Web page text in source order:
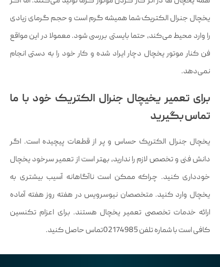
یخچال جنرال الکتریک شما همیشه گرم است و حجم گرمای زیادی
را وارد محیط می‌کند، حتما بایستی بررسی شود. معمولا در این مواقع
فن کنار موتور یخچال دچار ایراد شده و کار خود را به دستی انجام
نمی‌دهد.
برای تعمیر یخیچال جنرال الکتریک خود با ما
تماس بگیرید
یخچال جنرال الکتریک حساس و پر از قطعات پیچیده است. اگر
دانش فنی و تخصص لازم را ندارید، بهتر است از تعمیر سرخود یخچال
خودداری کنید. چراکه ممکن است ناآگاهانه آسیب بیشتری به
یخچال وارد کنید. متخصصان نیوسرویس در هفته روز هفته آماده
ارائه خدمات تخصصی تعمیر یخچال هستند. برای اعزام تکنسین
کافی است با شماره تلفن 02174985تماس حاصل کنید.